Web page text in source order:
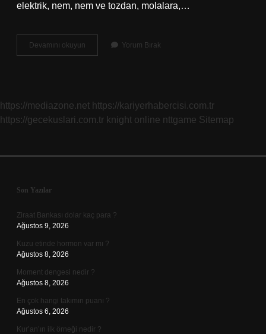
elektrik, nem, nem ve tozdan, molalara,…
Devamını okuyun Mediamarkt
Uzatılmış
Yorum Bırak
https://mediazone.net https://kariyerhabercisi.com.tr
https://gecekuslari.com.tr knight online nttgame Sitemap
Sidebar
Son Yazılar
Ziraat Bankası dolar kaç para ?
Ağustos 9, 2026
Kuzu etinde hormon var mı ?
Ağustos 8, 2026
Moment dengesi nedir ?
Ağustos 8, 2026
En çok hangi takımın puanı ?
Ağustos 6, 2026
Kur’an’ın ilk örneği nedir ?